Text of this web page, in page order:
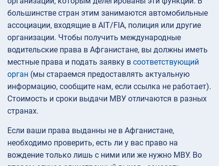
большинстве стран этим занимаются автомобильные
ассоциации, входящие в AIT/FIA, полиция или другие
организации. Чтобы получить международные
водительские права в Афганистане, вы должны иметь
местные права и подать заявку в соответствующий
орган (мы стараемся предоставлять актуальную
информацию, сообщите нам, если ссылка не работает).
Стоимость и сроки выдачи МВУ отличаются в разных
странах.
Если ваши права выданны не в Афганистане,
необходимо проверить, есть ли у вас право на
вождение только лишь с ними или же нужно МВУ. Во